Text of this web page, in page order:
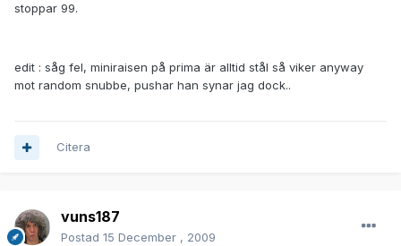
stoppar 99.
edit : såg fel, miniraisen på prima är alltid stål så viker anyway
mot random snubbe, pushar han synar jag dock..
Citera
vuns187
Postad 15 December , 2009